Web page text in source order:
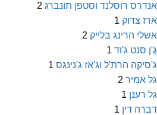
אנדרס רוסלנד וסטפן תונברג 2
ארז צדוק 1
אשלי הרינג בלייק 2
גֶ'ן סנט ג'וּד 1
ג'סיקה הרת'ל וג'אז ג'נינגס 1
גל אמיר 2
גל רענן 1
דברה דין 1